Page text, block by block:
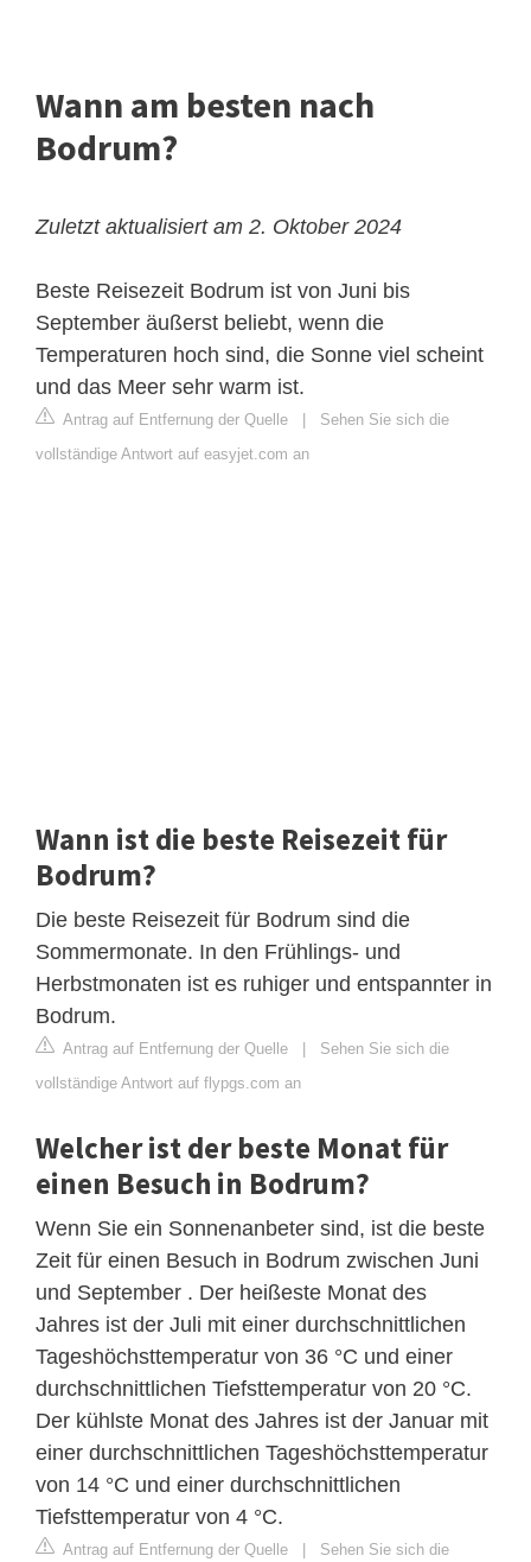
Wann am besten nach
Bodrum?
Zuletzt aktualisiert am 2. Oktober 2024
Beste Reisezeit Bodrum ist von Juni bis
September äußerst beliebt, wenn die
Temperaturen hoch sind, die Sonne viel scheint
und das Meer sehr warm ist.
Antrag auf Entfernung der Quelle
Sehen Sie sich die
vollständige Antwort auf easyjet.com an
Wann ist die beste Reisezeit für
Bodrum?
Die beste Reisezeit für Bodrum sind die
Sommermonate. In den Frühlings- und
Herbstmonaten ist es ruhiger und entspannter in
Bodrum.
Antrag auf Entfernung der Quelle
Sehen Sie sich die
vollständige Antwort auf flypgs.com an
Welcher ist der beste Monat für
einen Besuch in Bodrum?
Wenn Sie ein Sonnenanbeter sind, ist die beste
Zeit für einen Besuch in Bodrum zwischen Juni
und September . Der heißeste Monat des
Jahres ist der Juli mit einer durchschnittlichen
Tageshöchsttemperatur von 36 °C und einer
durchschnittlichen Tiefsttemperatur von 20 °C.
Der kühlste Monat des Jahres ist der Januar mit
einer durchschnittlichen Tageshöchsttemperatur
von 14 °C und einer durchschnittlichen
Tiefsttemperatur von 4 °C.
Antrag auf Entfernung der Quelle
Sehen Sie sich die